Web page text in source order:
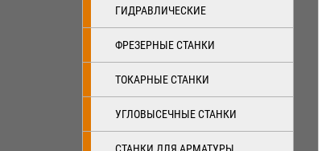
ГИДРАВЛИЧЕСКИЕ
ФРЕЗЕРНЫЕ СТАНКИ
ТОКАРНЫЕ СТАНКИ
УГЛОВЫСЕЧНЫЕ СТАНКИ